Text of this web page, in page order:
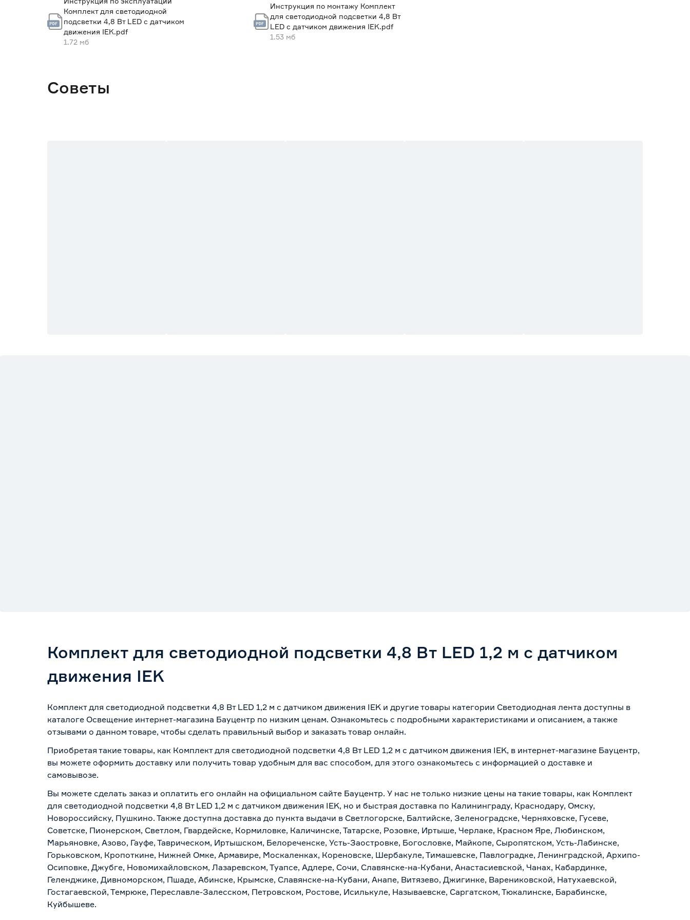
Датчик движения
Угол рассеивания (°)
Комплект для светодиодной
подсветки 4,8 Вт LED c датчиком
движения IEK.pdf
1.72 мб
Инструкция по монтажу Комплект
для светодиодной подсветки 4,8 Вт
LED c датчиком движения IEK.pdf
1.53 мб
Советы
Комплект для светодиодной подсветки 4,8 Вт LED 1,2 м c датчиком
движения IEK
Комплект для светодиодной подсветки 4,8 Вт LED 1,2 м c датчиком движения IEK и другие товары категории Светодиодная лента доступны в
каталоге Освещение интернет-магазина Бауцентр по низким ценам. Ознакомьтесь с подробными характеристиками и описанием, а также
отзывами о данном товаре, чтобы сделать правильный выбор и заказать товар онлайн.
Приобретая такие товары, как Комплект для светодиодной подсветки 4,8 Вт LED 1,2 м c датчиком движения IEK, в интернет-магазине Бауцентр,
вы можете оформить доставку или получить товар удобным для вас способом, для этого ознакомьтесь с информацией о доставке и
самовывозе.
Вы можете сделать заказ и оплатить его онлайн на официальном сайте Бауцентр. У нас не только низкие цены на такие товары, как Комплект
для светодиодной подсветки 4,8 Вт LED 1,2 м c датчиком движения IEK, но и быстрая доставка по Калининграду, Краснодару, Омску,
Новороссийску, Пушкино. Также доступна доставка до пункта выдачи в Светлогорске, Балтийске, Зеленоградске, Черняховске, Гусеве,
Советске, Пионерском, Светлом, Гвардейске, Кормиловке, Каличинске, Татарске, Розовке, Иртыше, Черлаке, Красном Яре, Любинском,
Марьяновке, Азово, Гауфе, Таврическом, Иртышском, Белореченске, Усть-Заостровке, Богословке, Майкопе, Сыропятском, Усть-Лабинске,
Горьковском, Кропоткине, Нижней Омке, Армавире, Москаленках, Кореновске, Шербакуле, Тимашевске, Павлоградке, Ленинградской, Архипо-
Осиповке, Джубге, Новомихайловском, Лазаревском, Туапсе, Адлере, Сочи, Славянске-на-Кубани, Анастасиевской, Чанах, Кабардинке,
Геленджике, Дивноморском, Пшаде, Абинске, Крымске, Славянске-на-Кубани, Анапе, Витязево, Джигинке, Варениковской, Натухаевской,
Гостагаевской, Темрюке, Переславле-Залесском, Петровском, Ростове, Исилькуле, Называевске, Саргатском, Тюкалинске, Барабинске,
Куйбышеве.